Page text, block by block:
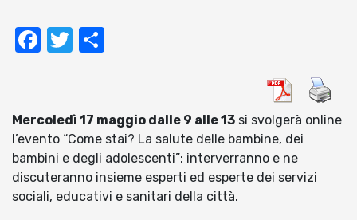
Facebook
Twitter
Mercoledì 17 maggio dalle 9 alle 13 si svolgerà online
l’evento “Come stai? La salute delle bambine, dei
bambini e degli adolescenti”: interverranno e ne
discuteranno insieme esperti ed esperte dei servizi
sociali, educativi e sanitari della città.